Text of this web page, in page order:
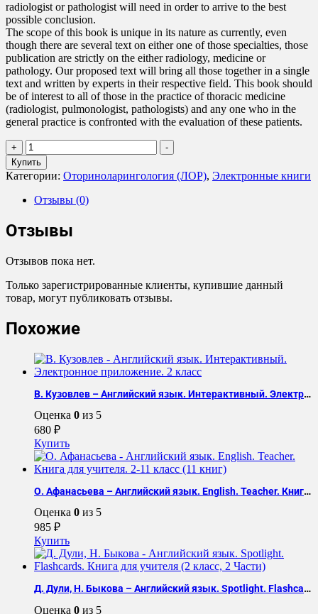
radiologist or pathologist will need in order to arrive to the best
possible conclusion.
The scope of this book is unique in its nature as currently, even
though there are several text on either one of those specialties, those
publication are strictly on the either radiology, medicine or
pathology. Our proposed text will bring all those together in a single
text and written by experts in their respective field. This book should
be of interest to all of those in the practice of thoracic medicine
(radiologist, pulmonologist, pathologists) and any one who in the
general practice is confronted with the evaluation of these patients.
+
Количество
товара
Cesar
A.
Moran
Thorax
-
Купить
Категории: Оториноларингология (ЛОР), Электронные книги
Отзывы (0)
Отзывы
Отзывов пока нет.
Только зарегистрированные клиенты, купившие данный
товар, могут публиковать отзывы.
Похожие
В. Кузовлев – Английский язык. Интерактивный. Электронное приложение. 2 класс
Оценка 0 из 5
680 ₽
Купить
О. Афанасьева – Английский язык. English. Teacher. Книга для учителя. 2-11 класс (11 книг)
Оценка 0 из 5
985 ₽
Купить
Д. Дули, Н. Быкова – Английский язык. Spotlight. Flashcards. Книга для учителя (2 класс, 2 Части)
Оценка 0 из 5